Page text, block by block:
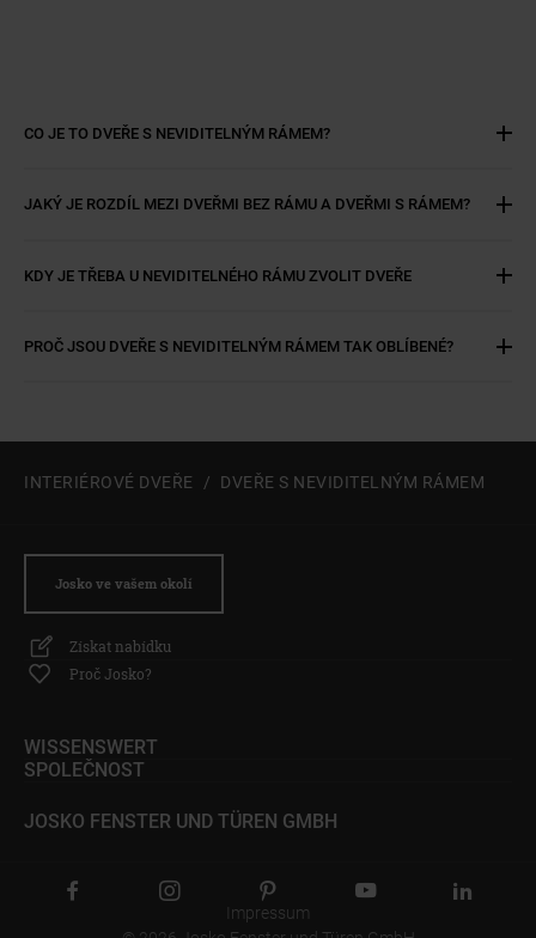
CO JE TO DVEŘE S NEVIDITELNÝM RÁMEM?
JAKÝ JE ROZDÍL MEZI DVEŘMI BEZ RÁMU A DVEŘMI S RÁMEM?
KDY JE TŘEBA U NEVIDITELNÉHO RÁMU ZVOLIT DVEŘE
PROČ JSOU DVEŘE S NEVIDITELNÝM RÁMEM TAK OBLÍBENÉ?
INTERIÉROVÉ DVEŘE DVEŘE S NEVIDITELNÝM RÁMEM
Josko ve vašem okolí
Získat nabídku
Proč Josko?
WISSENSWERT
SPOLEČNOST
JOSKO FENSTER UND TÜREN GMBH
Impressum